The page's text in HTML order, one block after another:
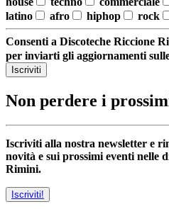
latino
afro hiphop rock
Consenti a Discoteche Riccione
per inviarti gli aggiornamenti
Iscriviti
Non perdere i
Iscriviti alla nostra newsletter e
novità e sui prossimi eventi nelle
Rimini.
Iscriviti!